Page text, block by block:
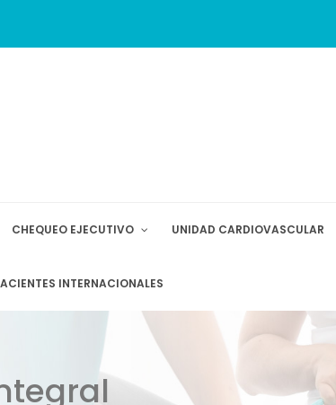
CHEQUEO EJECUTIVO UNIDAD CARDIOVASCULAR
INTERNACIONALES